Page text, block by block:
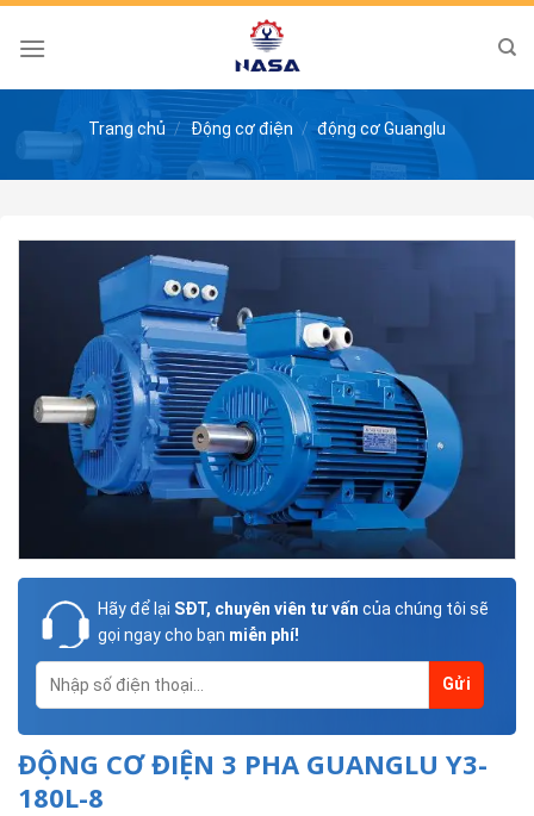
Skip
Trang chủ / Động cơ điện / động cơ Guanglu
Hãy để lại SĐT, chuyên viên tư vấn của chúng tôi sẽ
gọi ngay cho bạn miễn phí!
ĐỘNG CƠ ĐIỆN 3 PHA GUANGLU Y3-
180L-8